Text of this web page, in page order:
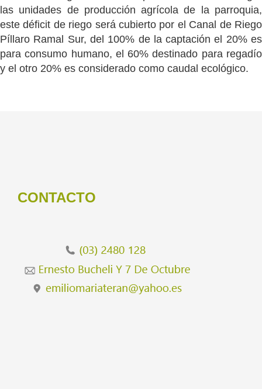
las unidades de producción agrícola de la parroquia,
este déficit de riego será cubierto por el Canal de Riego
Píllaro Ramal Sur, del 100% de la captación el 20% es
para consumo humano, el 60%destinado para regadío
y el otro 20% es considerado como caudal ecológico.
CONTACTO